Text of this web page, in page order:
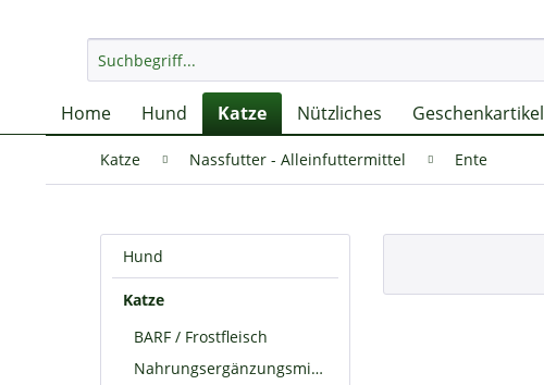
Home Hund Katze Nützliches Geschenkartikel
Katze Nassfutter - Alleinfuttermittel Ente
Hund
Katze
BARF / Frostfleisch
Nahrungsergänzungsmittel